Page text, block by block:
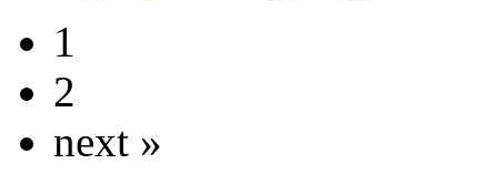
1
2
next »